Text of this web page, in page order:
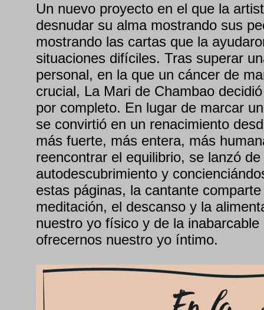
Un nuevo proyecto en el que la
desnudar su alma mostrando sus
mostrando las cartas que la
situaciones difíciles. Tras superar
personal, en la que un cáncer de
crucial, La Mari de Chambao
por completo. En lugar de marcar
se convirtió en un renacimiento
más fuerte, más entera, más
reencontrar el equilibrio, se lanzó
autodescubrimiento y
estas páginas, la cantante
meditación, el descanso y la
nuestro yo físico y de la
ofrecernos nuestro yo íntimo.